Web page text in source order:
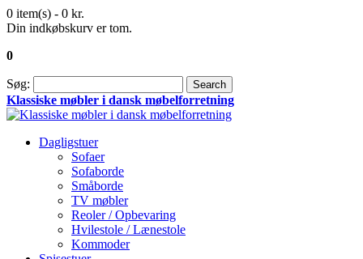
0 item(s) - 0 kr.
Din indkøbskurv er tom.
0
Søg: Search
Klassiske møbler i dansk møbelforretning
Dagligstuer
Sofaer
Sofaborde
Småborde
TV møbler
Reoler / Opbevaring
Hvilestole / Lænestole
Kommoder